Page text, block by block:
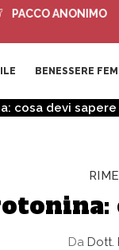
ANONIMO
BENESSERE
cosa devi sapere
DaDott.